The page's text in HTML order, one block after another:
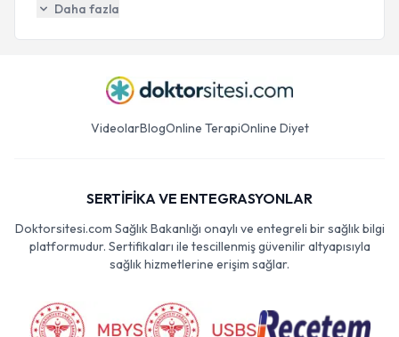
Daha fazla
VideolarBlogOnline TerapiOnline Diyet
SERTİFİKA VE ENTEGRASYONLAR
Doktorsitesi.com Sağlık Bakanlığı onaylı ve entegreli bir sağlık bilgi
platformudur. Sertifikaları ile tescillenmiş güvenilir altyapısıyla
sağlık hizmetlerine erişim sağlar.